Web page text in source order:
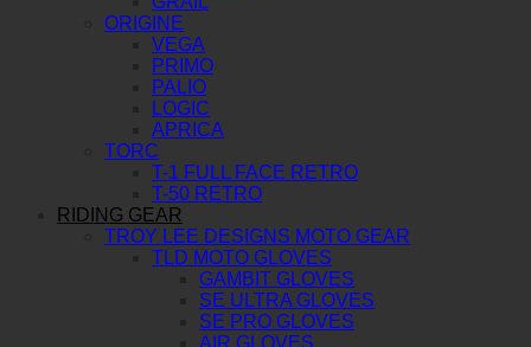
ORIGINE
VEGA
PRIMO
PALIO
LOGIC
APRICA
TORC
T-1 FULL FACE RETRO
T-50 RETRO
RIDING GEAR
TROY LEE DESIGNS MOTO GEAR
TLD MOTO GLOVES
GAMBIT GLOVES
SE ULTRA GLOVES
SE PRO GLOVES
AIR GLOVES